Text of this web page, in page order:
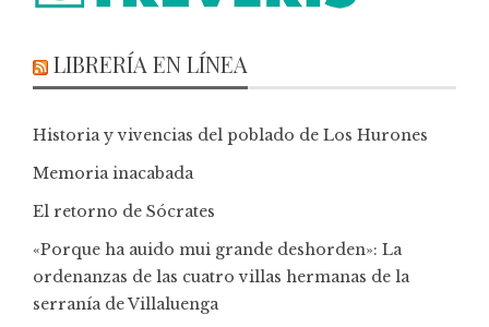
LIBRERÍA EN LÍNEA
Historia y vivencias del poblado de Los Hurones
Memoria inacabada
El retorno de Sócrates
«Porque ha auido mui grande deshorden»: La
ordenanzas de las cuatro villas hermanas de la
serranía de Villaluenga